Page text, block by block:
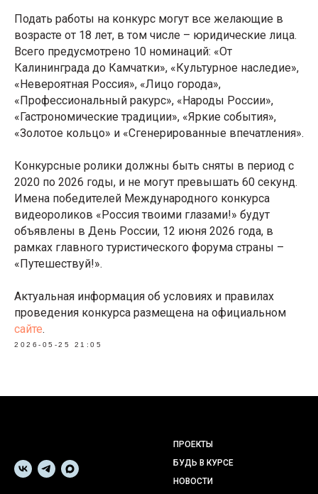
Подать работы на конкурс могут все желающие в
возрасте от 18 лет, в том числе – юридические лица.
Всего предусмотрено 10 номинаций: «От
Калининграда до Камчатки», «Культурное наследие»,
«Невероятная Россия», «Лицо города»,
«Профессиональный ракурс», «Народы России»,
«Гастрономические традиции», «Яркие события»,
«Золотое кольцо» и «Сгенерированные впечатления».
Конкурсные ролики должны быть сняты в период с
2020 по 2026 годы, и не могут превышать 60 секунд.
Имена победителей Международного конкурса
видеороликов «Россия твоими глазами!» будут
объявлены в День России, 12 июня 2026 года, в
рамках главного туристического форума страны –
«Путешествуй!».
Актуальная информация об условиях и правилах
проведения конкурса размещена на официальном
сайте.
2026-05-25 21:05
ПРОЕКТЫ
БУДЬ В КУРСЕ
НОВОСТИ